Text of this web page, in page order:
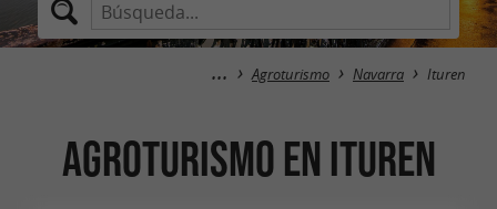
Agroturismo Navarra Ituren
Agroturismo en Ituren